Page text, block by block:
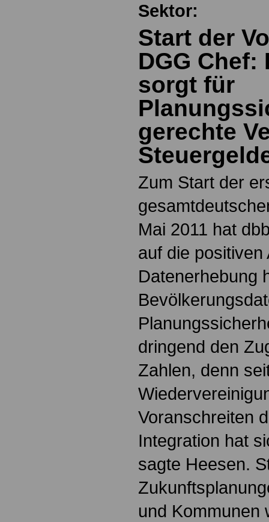
Sektor:
Start der
DGG Chef:
sorgt für
gerechte
Zum Start der
Mai 2011 hat
auf die
Datenerhebung
dringend den
Zahlen, denn
Voranschreiten
Integration hat
sagte Heesen.
und Kommunen